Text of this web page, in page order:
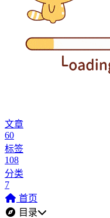
文章
60
标签
108
分类
7
首页
目录